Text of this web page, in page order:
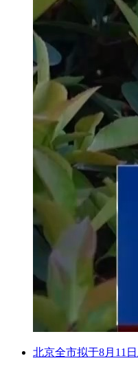
北京全市拟于8月11